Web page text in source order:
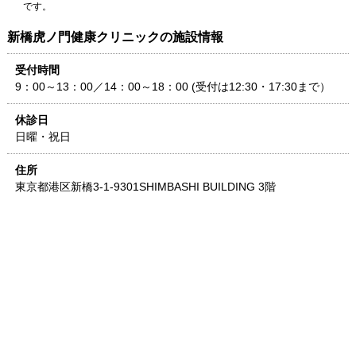
です。
新橋虎ノ門健康クリニックの施設情報
受付時間
9：00～13：00／14：00～18：00 (受付は12:30・17:30まで）
休診日
日曜・祝日
住所
東京都港区新橋3-1-9301SHIMBASHI BUILDING 3階